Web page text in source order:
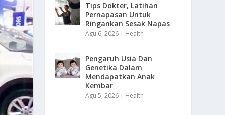
Tips Dokter, Latihan
Pernapasan Untuk
Ringankan Sesak Napas
Agu 6, 2026 | Health
Pengaruh Usia Dan
Genetika Dalam
Mendapatkan Anak
Kembar
Agu 5, 2026 | Health